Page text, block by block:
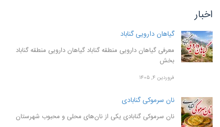
اخبار
گیاهان دارویی گناباد
معرفی گیاهان دارویی منطقه گناباد گیاهان دارویی منطقه گناباد
بخش
فروردین ۴, ۱۴۰۵
نان سرموکی گنابادی
نان سرموکی گنابادی یکی از نان‌های محلی و محبوب شهرستان